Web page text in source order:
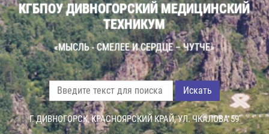
КГБПОУ ДИВНОГОРСКИЙ МЕДИЦИНСКИЙ
ТЕХНИКУМ
«МЫСЛЬ - СМЕЛЕЕ И СЕРДЦЕ – ЧУТЧЕ»
Искать
Г. ДИВНОГОРСК, КРАСНОЯРСКИЙ КРАЙ, УЛ. ЧКАЛОВА 59